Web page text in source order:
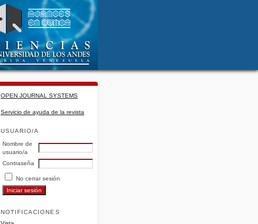
OPEN JOURNAL SYSTEMS
Servicio de ayuda de la revista
USUARIO/A
Nombre de
usuario/a
Contraseña
No cerrar sesión
NOTIFICACIONES